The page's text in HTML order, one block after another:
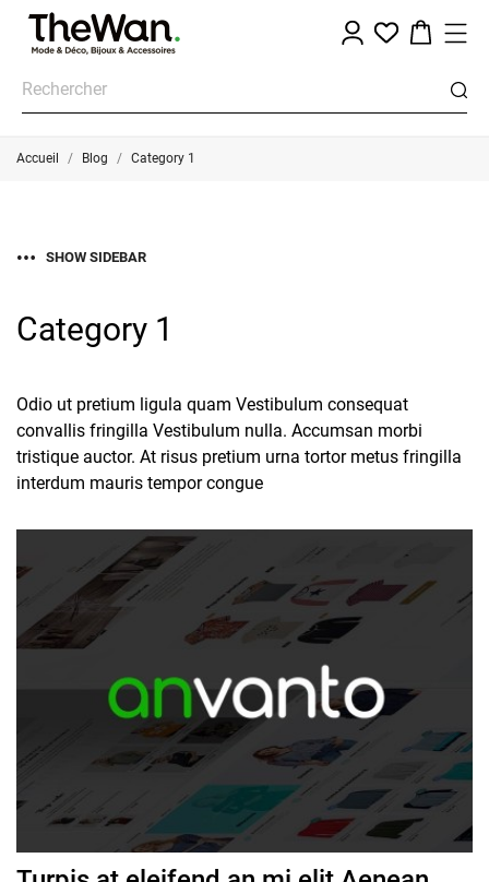
Accueil Blog Category 1
SHOW SIDEBAR
Category 1
Odio ut pretium ligula quam Vestibulum consequat
convallis fringilla Vestibulum nulla. Accumsan morbi
tristique auctor. At risus pretium urna tortor metus fringilla
interdum mauris tempor congue